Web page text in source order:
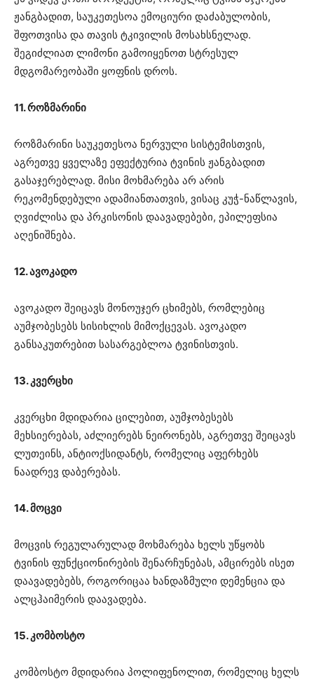
ჟანგბადით, საუკეთესოა ემოციური დაძაბულობის,
შფოთვისა და თავის ტკივილის მოსახსნელად.
შეგიძლიათ ლიმონი გამოიყენოთ სტრესულ
მდგომარეობაში ყოფნის დროს.
11. როზმარინი
როზმარინი საუკეთესოა ნერვული სისტემისთვის,
აგრეთვე ყველაზე ეფექტურია ტვინის ჟანგბადით
გასაჯერებლად. მისი მოხმარება არ არის
რეკომენდებული ადამიანთათვის, ვისაც კუჭ-ნაწლავის,
ღვიძლისა და პრკისონის დაავადებები, ეპილეფსია
აღენიშნება.
12. ავოკადო
ავოკადო შეიცავს მონოუჯერ ცხიმებს, რომლებიც
აუმჯობესებს სისიხლის მიმოქცევას. ავოკადო
განსაკუთრებით სასარგებლოა ტვინისთვის.
13. კვერცხი
კვერცხი მდიდარია ცილებით, აუმჯობესებს
მეხსიერებას, აძლიერებს ნეირონებს, აგრეთვე შეიცავს
ლუთეინს, ანტიოქსიდანტს, რომელიც აფერხებს
ნაადრევ დაბერებას.
14. მოცვი
მოცვის რეგულარულად მოხმარება ხელს უწყობს
ტვინის ფუნქციონირების შენარჩუნებას, ამცირებს ისეთ
დაავადებებს, როგორიცაა ხანდაზმული დემენცია და
ალცჰაიმერის დაავადება.
15. კომბოსტო
კომბოსტო მდიდარია პოლიფენოლით, რომელიც ხელს